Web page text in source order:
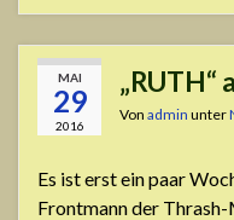
MAI
29
2016
Von admin unter
Es ist erst ein paar
Frontmann der